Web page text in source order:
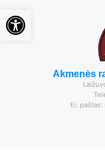
Akmenės
El.
Open toolbar